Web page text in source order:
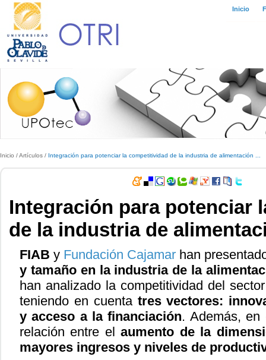
Inicio
Inicio /Artículos / Integración para potenciar la competitividad de la industria de alimentación ...
Integración para potenciar
de la industria de
FIAB y Fundación Cajamar han
y tamaño en la industria de la
han analizado la competitividad del
teniendo en cuentatres vectores:
y acceso a la financiación. Además, en
relación entre elaumento de la
mayores ingresos y niveles de